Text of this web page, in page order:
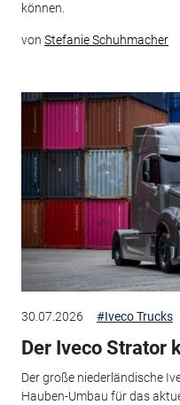
können.
von Stefanie Schuhmacher
30.07.2026 #Iveco Trucks
Der Iveco Strator
Der große niederländische
Hauben-Umbau für das